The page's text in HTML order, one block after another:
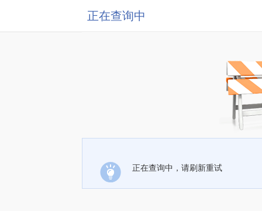
正在查询中
正在查询中，请刷新重试